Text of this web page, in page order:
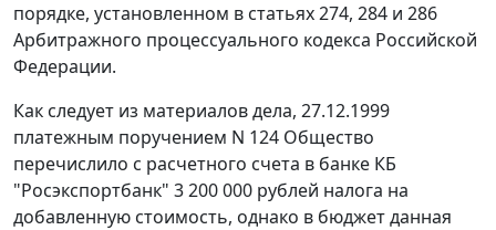
порядке, установленном в статьях 274, 284 и 286
Арбитражного процессуального кодекса Российской
Федерации.
Как следует из материалов дела, 27.12.1999
платежным поручением N 124 Общество
перечислило с расчетного счета в банке КБ
"Росэкспортбанк" 3 200 000 рублей налога на
добавленную стоимость, однако в бюджет данная